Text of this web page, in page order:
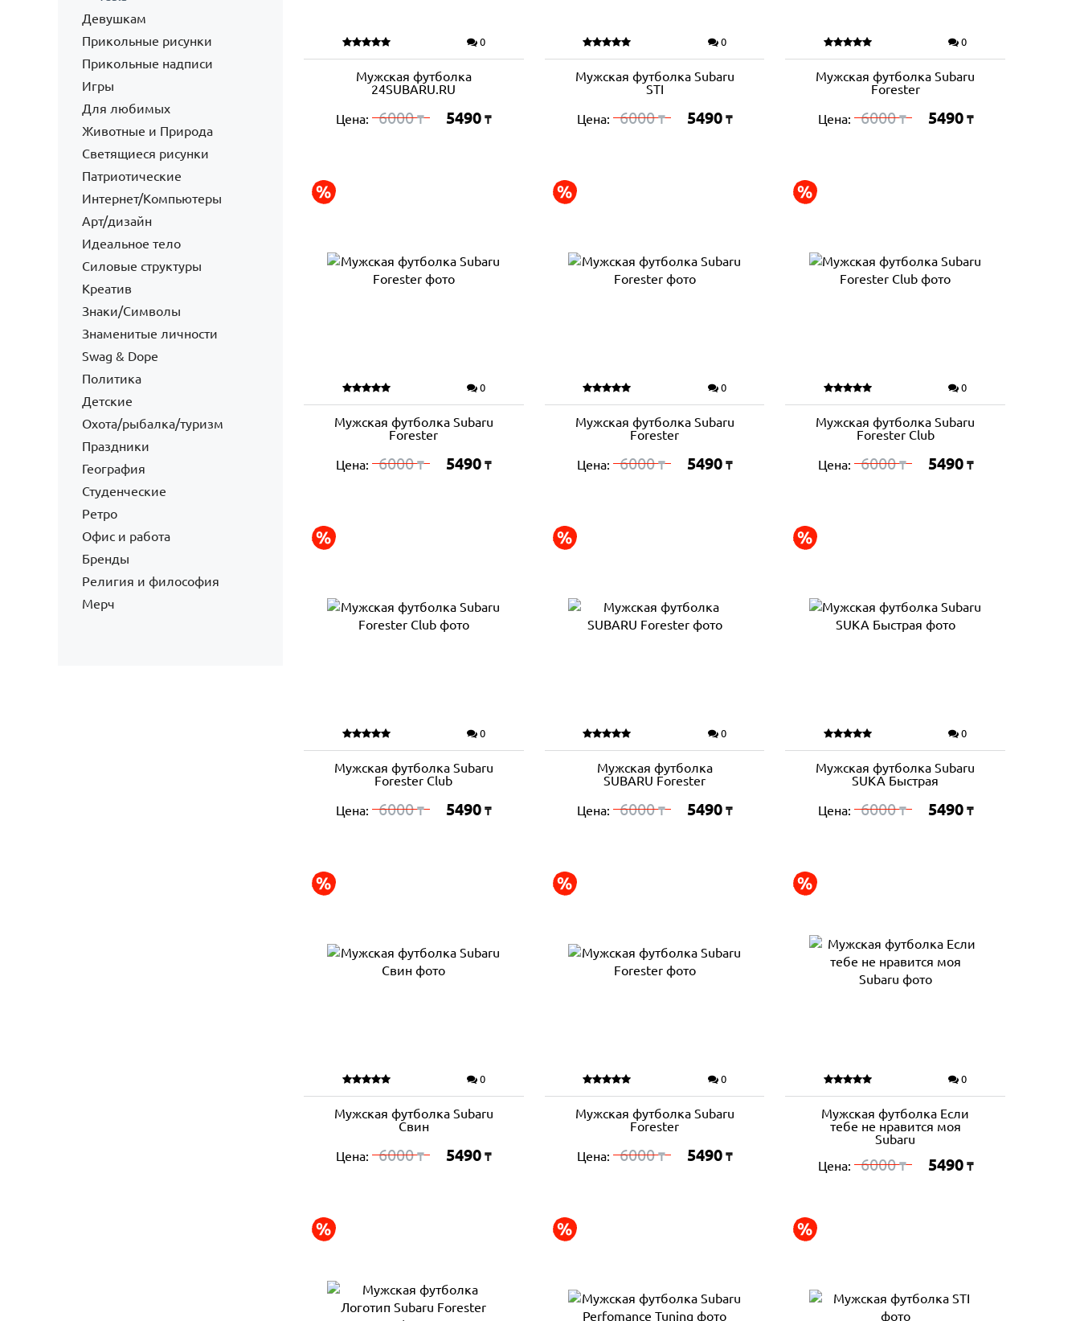
Девушкам
Прикольные рисунки
Прикольные надписи
Игры
Для любимых
Животные и Природа
Светящиеся рисунки
Патриотические
Интернет/Компьютеры
Арт/дизайн
Идеальное тело
Силовые структуры
Креатив
Знаки/Символы
Знаменитые личности
Swag & Dope
Политика
Детские
Охота/рыбалка/туризм
Праздники
География
Студенческие
Ретро
Офис и работа
Бренды
Религия и философия
Мерч
0
Мужская футболка
24SUBARU.RU
Цена: 6000₸ 5490 ₸
0
Мужская футболка Subaru
STI
Цена: 6000₸ 5490 ₸
0
Мужская футболка Subaru
Forester
Цена: 6000₸ 5490 ₸
0
Мужская футболка Subaru
Forester
Цена: 6000₸ 5490 ₸
0
Мужская футболка Subaru
Forester
Цена: 6000₸ 5490 ₸
0
Мужская футболка Subaru
Forester Club
Цена: 6000₸ 5490 ₸
0
Мужская футболка Subaru
Forester Club
Цена: 6000₸ 5490 ₸
0
Мужская футболка
SUBARU Forester
Цена: 6000₸ 5490 ₸
0
Мужская футболка Subaru
SUKA Быстрая
Цена: 6000₸ 5490 ₸
0
Мужская футболка Subaru
Свин
Цена: 6000₸ 5490 ₸
0
Мужская футболка Subaru
Forester
Цена: 6000₸ 5490 ₸
0
Мужская футболка Если
тебе не нравится моя
Subaru
Цена:
6000₸ 5490 ₸